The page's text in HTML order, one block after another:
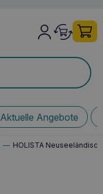
Aktuelle Angebote
— HOLISTA